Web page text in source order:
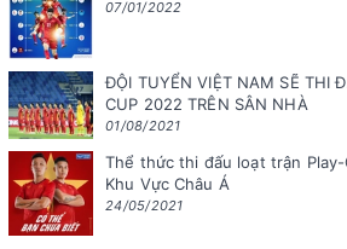
07/01/2022
ĐỘI TUYỂN VIỆT NAM SẼ THI
CUP 2022 TRÊN SÂN NHÀ
01/08/2021
Thể thức thi đấu loạt trận
Khu Vực Châu Á
24/05/2021